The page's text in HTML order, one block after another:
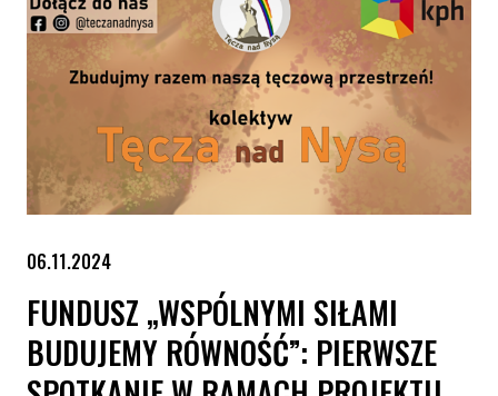
06.11.2024
FUNDUSZ „WSPÓLNYMI SIŁAMI
BUDUJEMY RÓWNOŚĆ”: PIERWSZE